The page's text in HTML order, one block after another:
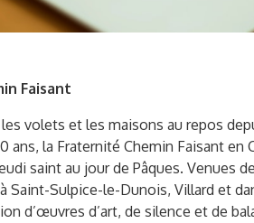
Faisant
volets et les maisons au repos
ans, la Fraternité Chemin Faisant
saint au jour de Pâques. Venues
Sulpice-le-Dunois, Villard et
d’œuvres d’art, de silence et de